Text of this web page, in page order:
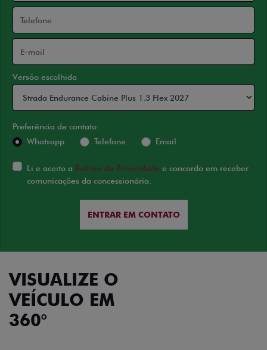
Versão escolhida
Preferência de contato:
Whatsapp
Telefone Email
Li e aceito a Política de Privacidade e concordo em receber
comunicações da concessionária.
ENTRAR EM CONTATO
VISUALIZE O
VEÍCULO EM
360°